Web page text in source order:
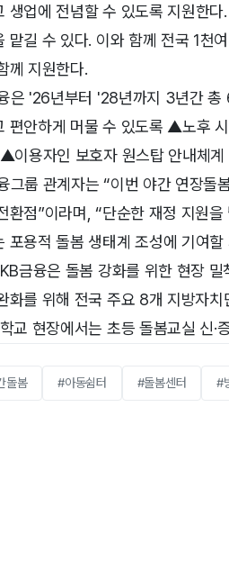
생업에 전념할 수 있도록 지원한
맡길 수 있다. 이와 함께 전국 1천
께 지원한다.
은 '26년부터 '28년까지 3년간 총
편안하게 머물 수 있도록 ▲노후
이용자인 보호자 원스탑 안내체계
그룹 관계자는 “이번 야간 연장돌
환점”이라며, “단순한 재정 지원
포용적 돌봄 생태계 조성에 기여할
금융은 돌봄 강화를 위한 현장
화를 위해 전국 주요 8개 지방자
교 현장에서는 초등 돌봄교실 신·
돌봄 #아동쉼터 #돌봄센터 #